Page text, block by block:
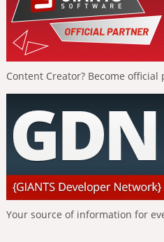
Content Creator? Become
Your source of information for